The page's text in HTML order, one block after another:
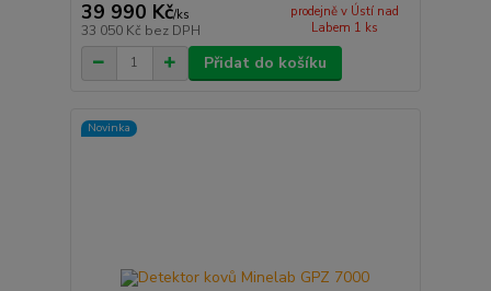
39 990 Kč/ks
33 050 Kč bez DPH
prodejně v Ústí nad
Labem 1 ks
Přidat do košíku
Novinka